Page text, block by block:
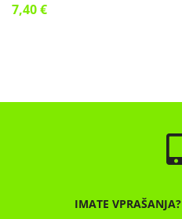
7,40 €
IMATE VPRAŠANJA?